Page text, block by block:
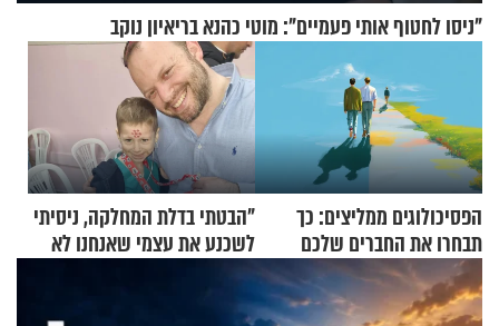
"ניסו לחטוף אותי פעמיים": מוטי כהנא בריאיון נוקב
הפסיכולוגים ממליצים: כך
תבחרו את החברים שלכם
בחיים
"הבטתי בדלת המחלקה, ניסיתי
לשכנע את עצמי שאנחנו לא
שייכים לשם"